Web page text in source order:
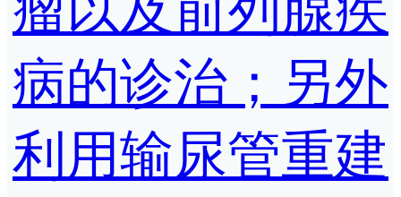
病的诊治；另外
利用输尿管重建